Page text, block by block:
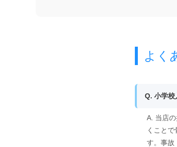
よく
Q. 小学校
A. 当店
くこと
す。事故